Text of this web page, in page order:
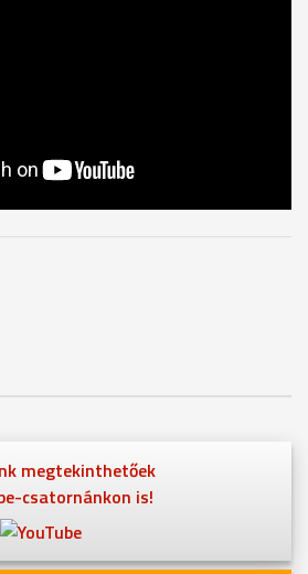
megtekinthetőek
csatornánkon is!